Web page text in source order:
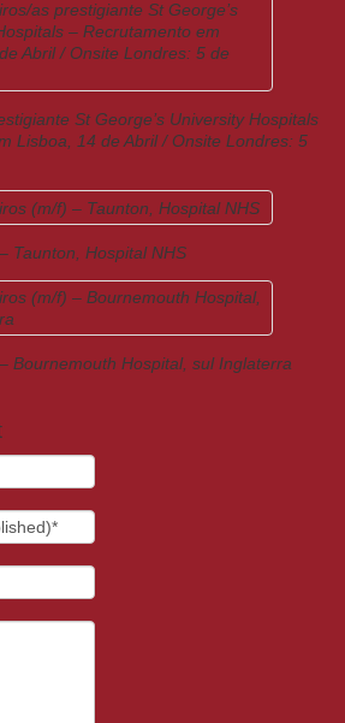
St George’s University Hospitals
Lisboa, 14 de Abril / Onsite Londres: 5
Taunton, Hospital NHS
Bournemouth Hospital, sul Inglaterra